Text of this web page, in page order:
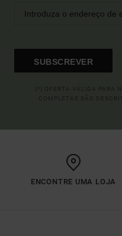
SUBSCREVER
ENCONTRE UMA LOJA